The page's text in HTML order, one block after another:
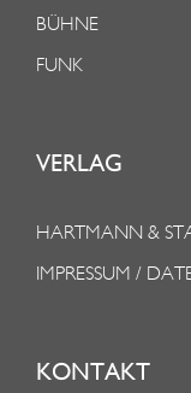
BÜHNE
FUNK
VERLAG
HARTMANN &
IMPRESSUM /
KONTAKT